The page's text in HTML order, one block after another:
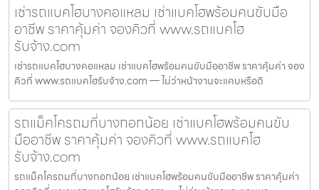
เช่ารถแบคโฮบางคอแหลม เช่าแบคโฮพร้อมคนขับมือ
อาชีพ ราคาคุ้มค่า จองคิวที่ www.รถแบคโฮ
รับจ้าง.com
เช่ารถแบคโฮบางคอแหลม เช่าแบคโฮพร้อมคนขับมืออาชีพ ราคาคุ้มค่า จอง
คิวที่ www.รถแบคโฮรับจ้าง.com — ไม่ว่าหน้างานจะแคบหรือดิ
รถแม็คโครถมที่บางกอกน้อย เช่าแบคโฮพร้อมคนขับ
มืออาชีพ ราคาคุ้มค่า จองคิวที่ www.รถแบคโฮ
รับจ้าง.com
รถแม็คโครถมที่บางกอกน้อย เช่าแบคโฮพร้อมคนขับมืออาชีพ ราคาคุ้มค่า